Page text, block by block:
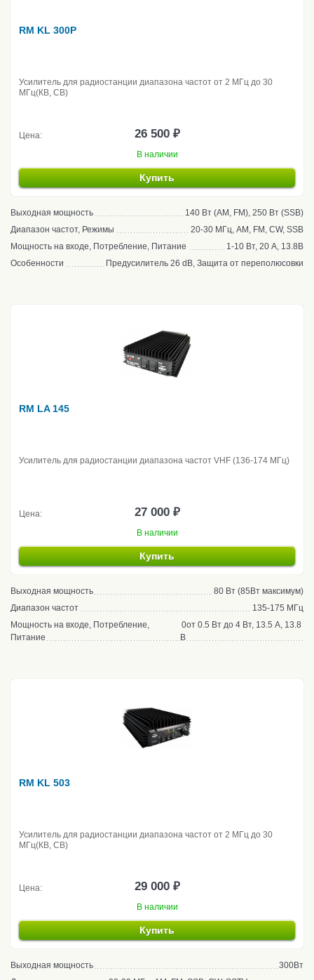
RM KL 300P
Усилитель для радиостанции диапазона частот от 2 МГц до 30
МГц(КВ, CB)
Цена: 26 500 ₽
В наличии
Купить
Выходная мощность
140 Вт (AM, FM), 250 Вт (SSB)
Диапазон частот, Режимы
20-30 МГц, AM, FM, CW, SSB
Мощность на входе, Потребление, Питание
1-10 Вт, 20 А, 13.8В
Особенности
Предусилитель 26 dB, Защита от переполюсовки
RM LA 145
Усилитель для радиостанции диапазона частот VHF (136-174 МГц)
Цена: 27 000 ₽
В наличии
Купить
Выходная мощность
80 Вт (85Вт максимум)
Диапазон частот
135-175 МГц
Мощность на входе, Потребление,
Питание
0от 0.5 Вт до 4 Вт, 13.5 А, 13.8
В
RM KL 503
Усилитель для радиостанции диапазона частот от 2 МГц до 30
МГц(КВ, CB)
Цена: 29 000 ₽
В наличии
Купить
Выходная мощность
300Вт